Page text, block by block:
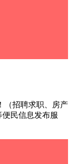
（招聘求职、房产
民信息发布服